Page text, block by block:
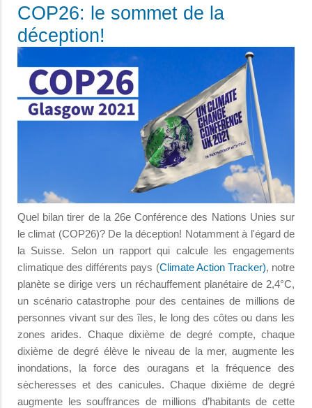
COP26: le sommet de la
déception!
Quel bilan tirer de la 26e Conférence des Nations Unies sur
le climat (COP26)? De la déception! Notamment à l'égard de
la Suisse. Selon un rapport qui calcule les engagements
climatique des différents pays (Climate Action Tracker), notre
planète se dirige vers un réchauffement planétaire de 2,4°C,
un scénario catastrophe pour des centaines de millions de
personnes vivant sur des îles, le long des côtes ou dans les
zones arides. Chaque dixième de degré compte, chaque
dixième de degré élève le niveau de la mer, augmente les
inondations, la force des ouragans et la fréquence des
sècheresses et des canicules. Chaque dixième de degré
augmente les souffrances de millions d’habitants de cette